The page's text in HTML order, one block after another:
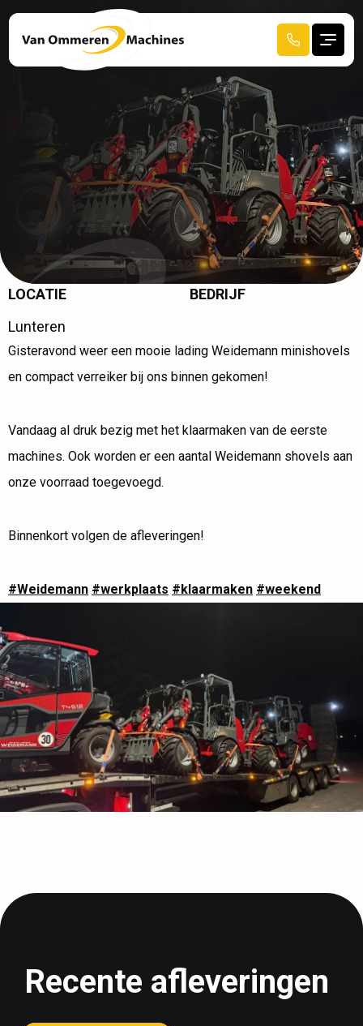
RECE LEVE
HOME
WEIDEMANN KLAARMAKEN VOOR AFLEVERING
LOCATIE
Lunteren
BEDRIJF
Gisteravond weer een mooie lading Weidemann minishovels
en compact verreiker bij ons binnen gekomen!
Vandaag al druk bezig met het klaarmaken van de eerste
machines. Ook worden er een aantal Weidemann shovels aan
onze voorraad toegevoegd.
Binnenkort volgen de afleveringen!
#Weidemann #werkplaats #klaarmaken #weekend
Recente afleveringen